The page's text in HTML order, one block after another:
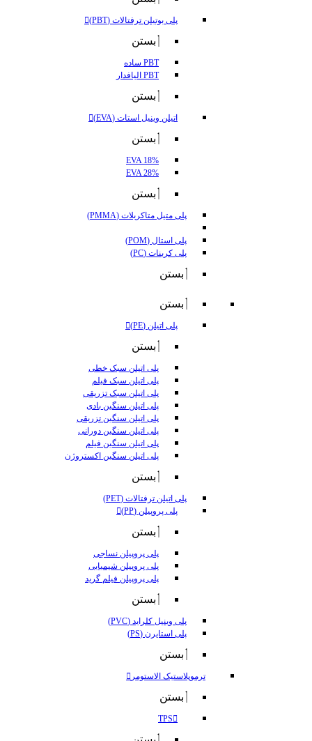
پلی بوتیلن ترفتالات (PBT)
بستن
PBT ساده
PBT الیافدار
بستن
اتیلن وینیل استات (EVA)
بستن
EVA 18%
EVA 28%
بستن
پلی متیل متاکریلات (PMMA)
پلی استال (POM)
پلی کربنات (PC)
بستن
بستن
پلی اتیلن (PE)
بستن
پلی اتیلن سبک خطی
پلی اتیلن سبک فیلم
پلی اتیلن سبک تزریقی
پلی اتیلن سنگین بادی
پلی اتیلن سنگین تزریقی
پلی اتیلن سنگین دورانی
پلی اتیلن سنگین فیلم
پلی اتیلن سنگین اکستروژن
بستن
پلی اتیلن ترفتالات (PET)
پلی پروپیلن (PP)
بستن
پلی پروپیلن نساجی
پلی پروپیلن شیمیایی
پلی پروپیلن فیلم گرید
بستن
پلی وینیل کلراید (PVC)
پلی استایرن (PS)
بستن
ترموپلاستیک الاستومر
بستن
TPS